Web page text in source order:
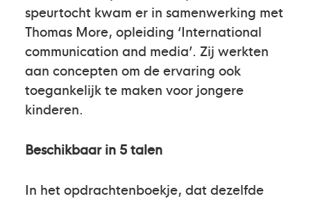
speurtocht kwam er in samenwerking met
Thomas More, opleiding ‘International
communication and media’. Zij werkten
aan concepten om de ervaring ook
toegankelijk te maken voor jongere
kinderen.
Beschikbaar in 5 talen
In het opdrachtenboekje, dat dezelfde